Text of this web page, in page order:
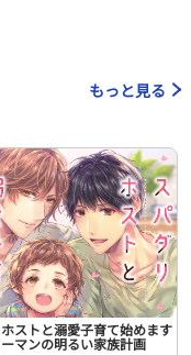
もっと見る
ストと溺愛子育て始めます
マンの明るい家族計画